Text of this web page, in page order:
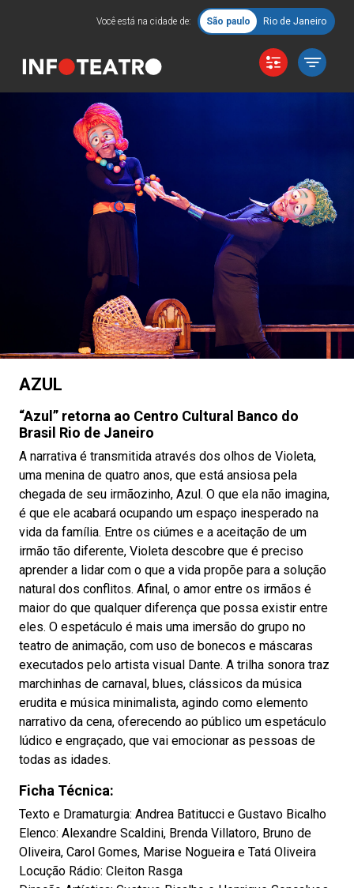
Você está na cidade de: São paulo Rio de Janeiro
AZUL
“Azul” retorna ao Centro Cultural Banco do
Brasil Rio de Janeiro
A narrativa é transmitida através dos olhos de Violeta,
uma menina de quatro anos, que está ansiosa pela
chegada de seu irmãozinho, Azul. O que ela não imagina,
é que ele acabará ocupando um espaço inesperado na
vida da família. Entre os ciúmes e a aceitação de um
irmão tão diferente, Violeta descobre que é preciso
aprender a lidar com o que a vida propõe para a solução
natural dos conflitos. Afinal, o amor entre os irmãos é
maior do que qualquer diferença que possa existir entre
eles. O espetáculo é mais uma imersão do grupo no
teatro de animação, com uso de bonecos e máscaras
executados pelo artista visual Dante. A trilha sonora traz
marchinhas de carnaval, blues, clássicos da música
erudita e música minimalista, agindo como elemento
narrativo da cena, oferecendo ao público um espetáculo
lúdico e engraçado, que vai emocionar as pessoas de
todas as idades.
Ficha Técnica:
Texto e Dramaturgia: Andrea Batitucci e Gustavo Bicalho
Elenco: Alexandre Scaldini, Brenda Villatoro, Bruno de
Oliveira, Carol Gomes, Marise Nogueira e Tatá Oliveira
Locução Rádio: Cleiton Rasga